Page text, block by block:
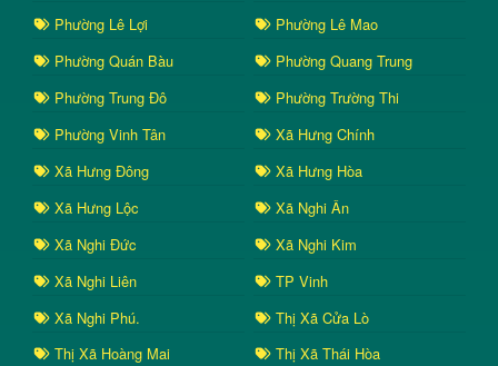
Phường Lê Lợi
Phường Lê Mao
Phường Quán Bàu
Phường Quang Trung
Phường Trung Đô
Phường Trường Thi
Phường Vinh Tân
Xã Hưng Chính
Xã Hưng Đông
Xã Hưng Hòa
Xã Hưng Lộc
Xã Nghi Ân
Xã Nghi Đức
Xã Nghi Kim
Xã Nghi Liên
TP Vinh
Xã Nghi Phú.
Thị Xã Cửa Lò
Thị Xã Hoàng Mai
Thị Xã Thái Hòa